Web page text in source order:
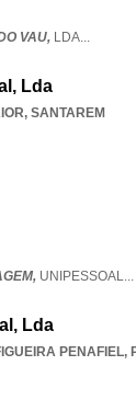
VAU, LDA...
Lda
, SANTAREM
UNIPESSOAL...
Lda
PENAFIEL,